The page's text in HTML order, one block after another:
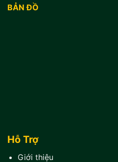
BẢN ĐỒ
Hỗ Trợ
Giới thiệu